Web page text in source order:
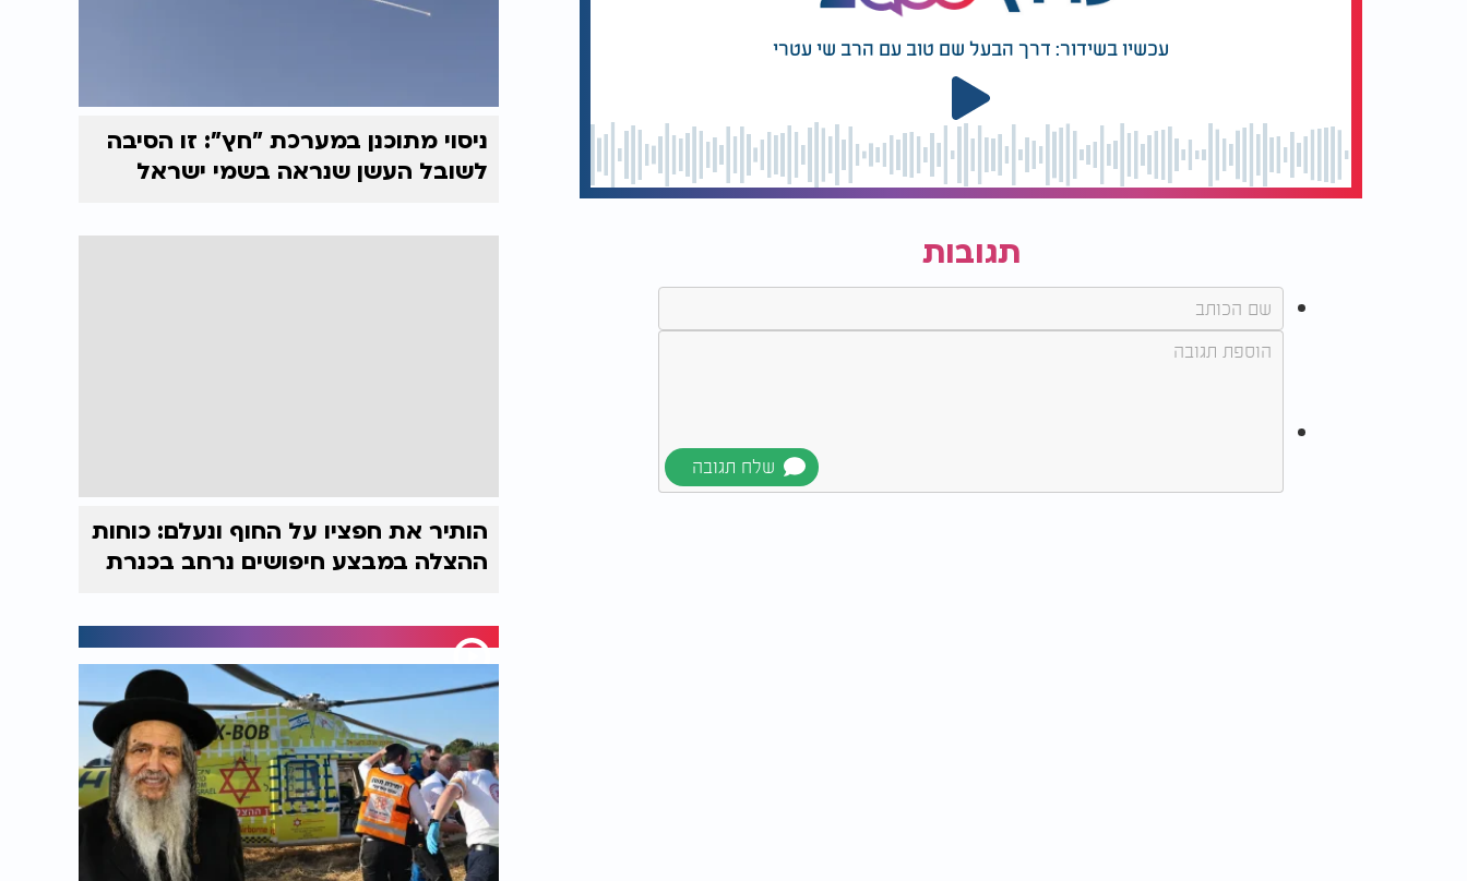
עכשיו בשידור: דרך הבעל שם טוב עם הרב שי עטרי
תגובות
ניסוי מתוכנן במערכת "חץ": זו הסיבה
לשובל העשן שנראה בשמי ישראל
הותיר את חפציו על החוף ונעלם: כוחות
ההצלה במבצע חיפושים נרחב בכנרת